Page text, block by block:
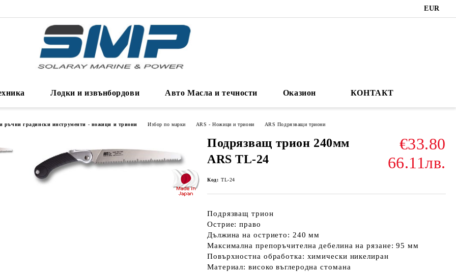
EUR
Лодки и извънбордови Авто Масла и течности Оказион КОНТАКТ
ръчни градински инструменти - ножици и триони Избор по марки ARS - Ножици и триони ARS Подрязващи триони
Подрязващ трион 240мм
ARS TL-24
€33.80
66.11лв.
Код: TL-24
Подрязващ трион
Острие: право
Дължина на острието: 240 мм
Максимална препоръчителна дебелина на рязане: 95 мм
Повърхностна обработка: химически никелиран
Материал: високо въглеродна стомана